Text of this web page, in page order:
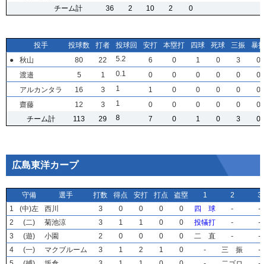
チーム計
36 2 10 2 0
チーム計
36 2 10 2 0
チーム計
36 2 10 2 0
チーム計
36 2 10 2 0
投手 投球数 打者 投球回 安打 本塁打 四球 死球 三振
暴投
●
秋山 80 22 5.2 6 0 1 0 3
0
渡邉
5 1 0.1 0 0 0 0 0
0
アルカンタラ
16 3 1 1 0 0 0 0
0
齋藤
12 3 1 0 0 0 0 0
0
チーム計
113 29 8 7 0 1 0 3 0
投手 投球数 打者 投球回 安打 本塁打 四球 死球 三振
暴投
●
秋山 80 22 5.2 6 0 1 0 3
0
渡邉
5 1 0.1 0 0 0 0 0
0
アルカンタラ
16 3 1 1 0 0 0 0
0
齋藤
12 3 1 0 0 0 0 0
0
チーム計
113 29 8 7 0 1 0 3 0
投手 投球数 打者 投球回 安打 本塁打 四球 死球 三振
暴投
●
秋山 80 22 5.2 6 0 1 0 3
0
渡邉
5 1 0.1 0 0 0 0 0
0
アルカンタラ
16 3 1 1 0 0 0 0
0
齋藤
12 3 1 0 0 0 0 0
0
チーム計
113 29 8 7 0 1 0 3 0
投手 投球数 打者 投球回 安打 本塁打 四球 死球 三振
暴投
●
秋山 80 22 5.2 6 0 1 0 3
0
渡邉
5 1 0.1 0 0 0 0 0
0
アルカンタラ
16 3 1 1 0 0 0 0
0
齋藤
12 3 1 0 0 0 0 0
0
チーム計
113 29 8 7 0 1 0 3 0
広島東洋カープ
守備 選手 打数 得点 安打 打点 盗塁 1 2
3
1
(中)左 西川 3 0 0 0 0 四 球 -
-
2
(二) 菊池涼 3 1 1 0 0 投犠打 -
-
3
(遊) 小園 2 0 0 0 0 二 直 -
-
4
(一) マクブルーム 3 1 2 1 0 - 三 振
-
守備 選手 打数 得点 安打 打点 盗塁 1 2
3
1
(中)左 西川 3 0 0 0 0 四 球 -
-
2
(二) 菊池涼 3 1 1 0 0 投犠打 -
-
3
(遊) 小園 2 0 0 0 0 二 直 -
-
4
(一) マクブルーム 3 1 2 1 0 - 三 振
-
守備 選手 打数 得点 安打 打点 盗塁 1 2
3
1
(中)左 西川 3 0 0 0 0 四 球 -
-
2
(二) 菊池涼 3 1 1 0 0 投犠打 -
-
3
(遊) 小園 2 0 0 0 0 二 直 -
-
4
(一) マクブルーム 3 1 2 1 0 - 三 振
-
守備 選手 打数 得点 安打 打点 盗塁 1 2
3
1
(中)左 西川 3 0 0 0 0 四 球 -
-
2
(二) 菊池涼 3 1 1 0 0 投犠打 -
-
3
(遊) 小園 2 0 0 0 0 二 直 -
-
4
(一) マクブルーム 3 1 2 1 0 - 三 振
-